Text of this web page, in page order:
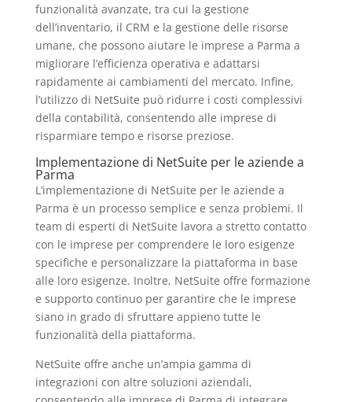
funzionalità avanzate, tra cui la gestione
dell’inventario, il CRM e la gestione delle risorse
umane, che possono aiutare le imprese a Parma a
migliorare l’efficienza operativa e adattarsi
rapidamente ai cambiamenti del mercato. Infine,
l’utilizzo di NetSuite può ridurre i costi complessivi
della contabilità, consentendo alle imprese di
risparmiare tempo e risorse preziose.
Implementazione di NetSuite per le aziende a
Parma
L’implementazione di NetSuite per le aziende a
Parma è un processo semplice e senza problemi. Il
team di esperti di NetSuite lavora a stretto contatto
con le imprese per comprendere le loro esigenze
specifiche e personalizzare la piattaforma in base
alle loro esigenze. Inoltre, NetSuite offre formazione
e supporto continuo per garantire che le imprese
siano in grado di sfruttare appieno tutte le
funzionalità della piattaforma.
NetSuite offre anche un’ampia gamma di
integrazioni con altre soluzioni aziendali,